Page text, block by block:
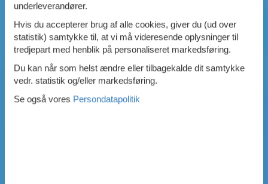
underleverandører.
Hvis du accepterer brug af alle cookies, giver du (ud over
statistik) samtykke til, at vi må videresende oplysninger til
tredjepart med henblik på personaliseret markedsføring.
Du kan når som helst ændre eller tilbagekalde dit samtykke
vedr. statistik og/eller markedsføring.
Se også vores Persondatapolitik